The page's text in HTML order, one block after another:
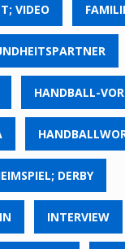
VIDEO
HANDBALL-
DERBY
INTERVIEW